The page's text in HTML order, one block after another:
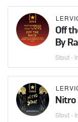
Off
By
Stout -
Stout -